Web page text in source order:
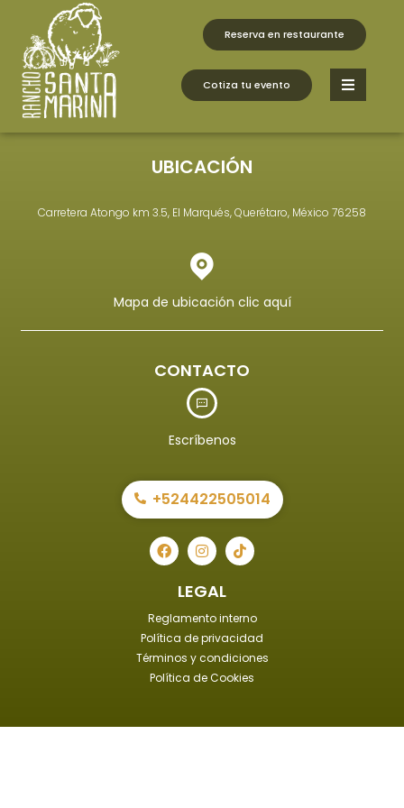
fbq('track', 'AddToCart', { content_ids: ['123'], //
'REQUIRED': array of product IDs content_type: 'product',
// RECOMMENDED: Either product or product_group
based on the content_ids or contents being passed. });
Reserva en restaurante
Cotiza tu evento
UBICACIÓN
Carretera Atongo km 3.5, El Marqués, Querétaro, México 76258
Mapa de ubicación clic aquí
CONTACTO
Escríbenos
+524422505014
LEGAL
Reglamento interno
Política de privacidad
Términos y condiciones
Política de Cookies